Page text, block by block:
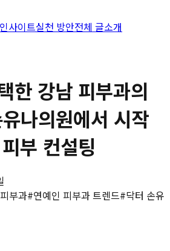
인사이트실천 방안전체 글소개
한 강남 피부과의
나의원에서 시작
부 컨설팅
부과#연예인 피부과 트렌드#닥터 손유